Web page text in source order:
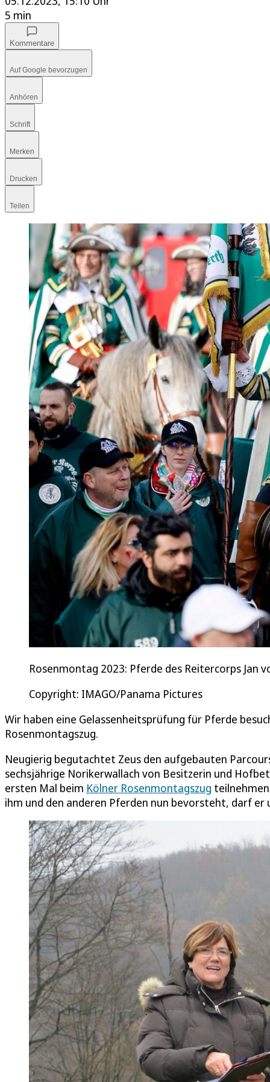
5 min
Kommentare
Auf Google bevorzugen
Anhören
Schrift
Merken
Drucken
Teilen
Rosenmontag 2023: Pferde des Reitercorps Jan
Copyright: IMAGO/Panama Pictures
Wir haben eine Gelassenheitsprüfung für Pferde
Rosenmontagszug.
Neugierig begutachtet Zeus den aufgebauten
sechsjährige Norikerwallach von Besitzerin und
ersten Mal beim Kölner Rosenmontagszug
ihm und den anderen Pferden nun bevorsteht, darf